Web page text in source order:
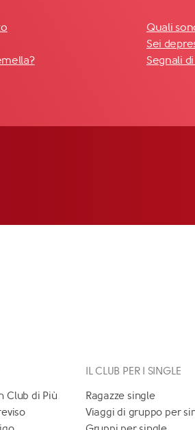
Quali
Sei
Segnali
Club di Più
IL CLUB PER I SINGLE
Ragazze single
Viaggi di gruppo per